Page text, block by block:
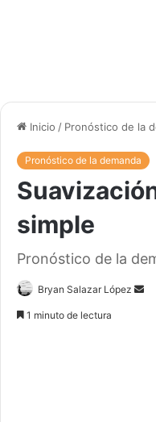
Inicio / Pronóstico de la
Pronóstico de la demanda
simple
Pronóstico de la
Bryan Salazar López
1 minuto de lectura